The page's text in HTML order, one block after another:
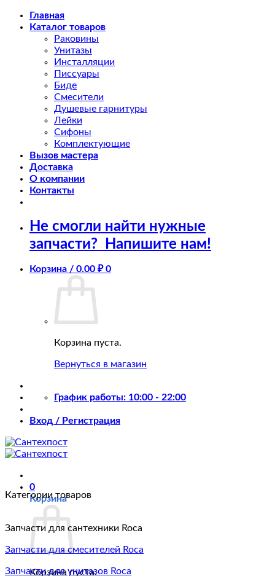
Skip
Главная
Каталог товаров
Раковины
Унитазы
Инсталляции
Писсуары
Биде
Смесители
Душевые гарнитуры
Лейки
Сифоны
Комплектующие
Вызов мастера
Доставка
О компании
Контакты
Не смогли найти нужные
запчасти?
Напишите нам!
Корзина / 0.00 ₽ 0
Корзина пуста.
Вернуться в магазин
График работы: 10:00 - 22:00
Вход / Регистрация
0
Корзина
Корзина пуста.
Категории товаров
Запчасти для сантехники Roca
Запчасти для смесителей Roca
Запчасти для унитазов Roca